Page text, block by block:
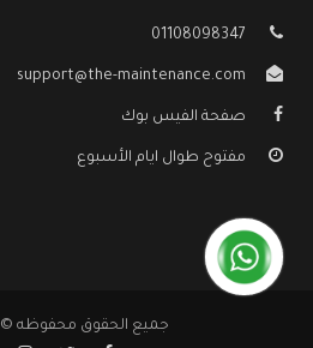
01108098347
support@the-maintenance.com
صفحة الفيس بوك
مفتوح طوال ايام الأسبوع
جميع الحقوق محفوظه ©